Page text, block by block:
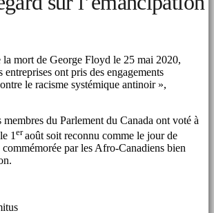
la mort de George Floyd le 25 mai 2020,
entreprises ont pris des engagements
le racisme systémique antinoir »,
du Parlement du Canada ont voté à
1 eraoût soit reconnu comme le jour de
par les Afro-Canadiens bien